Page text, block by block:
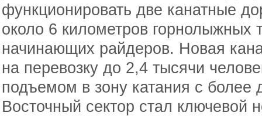
функционировать две канатные
около 6 километров
начинающих райдеров. Новая
на перевозку до 2,4 тысячи
подъемом в зону катания с
Восточный сектор стал ключевой